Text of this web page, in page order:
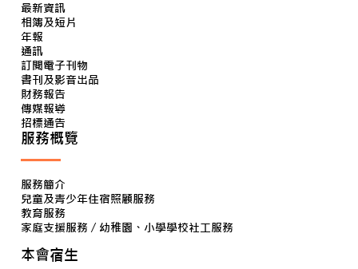
最新資訊
相簿及短片
年報
通訊
訂閱電子刊物
書刊及影音出品
財務報告
傳媒報導
招標通告
服務概覽
服務簡介
兒童及青少年住宿照顧服務
教育服務
家庭支援服務 / 幼稚園、小學學校社工服務
本會宿生